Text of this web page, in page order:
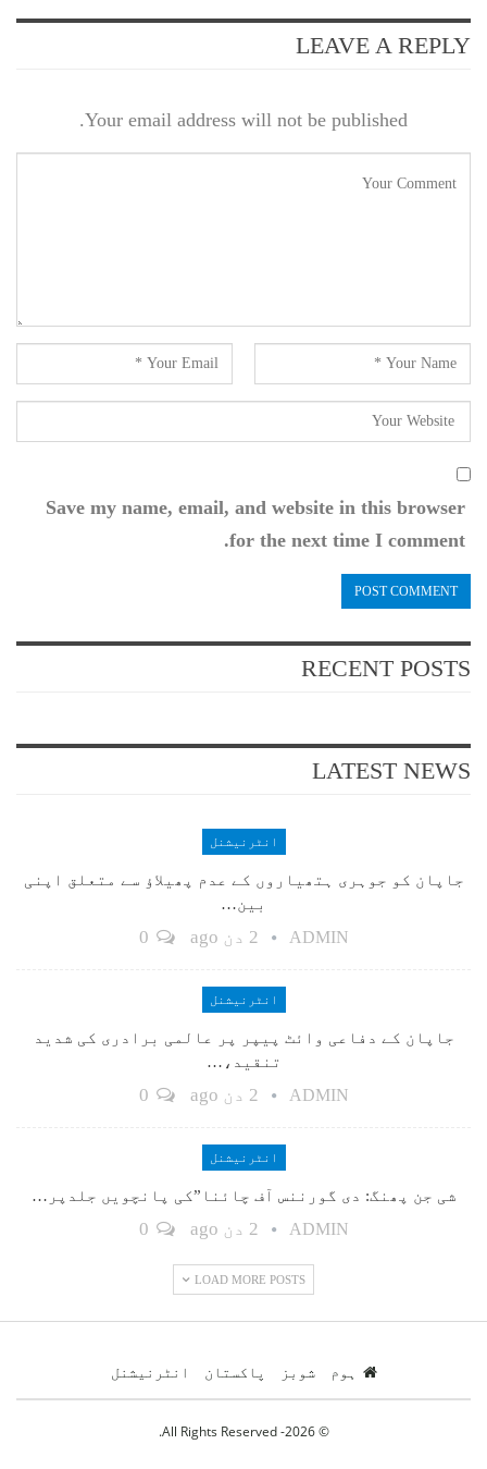
LEAVE A REPLY
Your email address will not be published.
Save my name, email, and website in this browser
for the next time I comment.
RECENT POSTS
LATEST NEWS
انٹرنیشنل
جاپان کو جوہری ہتھیاروں کے عدم پھیلاؤ سے متعلق اپنی
بین…
ADMIN 2 دن ago
انٹرنیشنل
جاپان کے دفاعی وائٹ پیپر پر عالمی برادری کی شدید
تنقید،…
ADMIN 2 دن ago
انٹرنیشنل
شی جن پھنگ: دی گورننس آف چائنا”کی پانچویں جلدپر…
ADMIN 2 دن ago
LOAD MORE POSTS
ہوم شوبز پاکستان انٹرنیشنل
© 2026- All Rights Reserved.